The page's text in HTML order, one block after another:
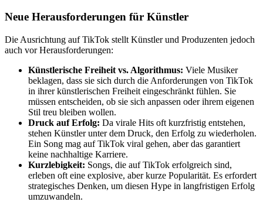
Neue Herausforderungen für Künstler
Die Ausrichtung auf TikTok stellt Künstler und Produzenten jedoch
auch vor Herausforderungen:
Künstlerische Freiheit vs. Algorithmus: Viele Musiker
beklagen, dass sie sich durch die Anforderungen von TikTok
in ihrer künstlerischen Freiheit eingeschränkt fühlen. Sie
müssen entscheiden, ob sie sich anpassen oder ihrem eigenen
Stil treu bleiben wollen.
Druck auf Erfolg: Da virale Hits oft kurzfristig entstehen,
stehen Künstler unter dem Druck, den Erfolg zu wiederholen.
Ein Song mag auf TikTok viral gehen, aber das garantiert
keine nachhaltige Karriere.
Kurzlebigkeit: Songs, die auf TikTok erfolgreich sind,
erleben oft eine explosive, aber kurze Popularität. Es erfordert
strategisches Denken, um diesen Hype in langfristigen Erfolg
umzuwandeln.